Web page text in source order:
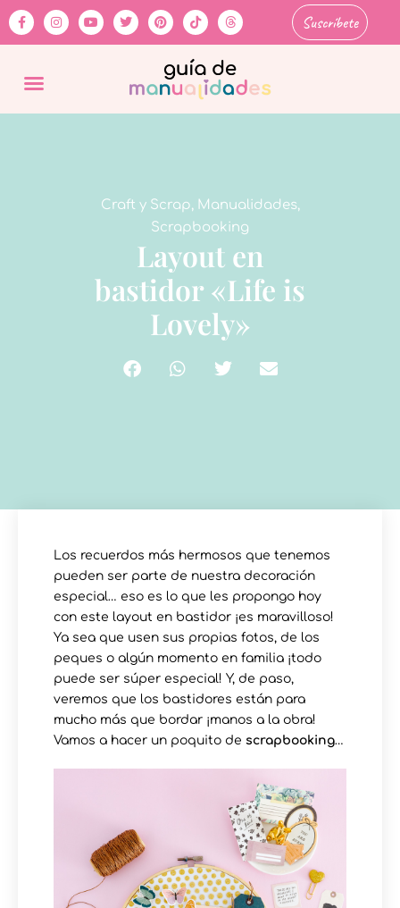
Suscríbete
Craft y Scrap, Manualidades,
Scrapbooking
Layout en
bastidor «Life is
Lovely»
Los recuerdos más hermosos que tenemos
pueden ser parte de nuestra decoración
especial… eso es lo que les propongo hoy
con este layout en bastidor ¡es maravilloso!
Ya sea que usen sus propias fotos, de los
peques o algún momento en familia ¡todo
puede ser súper especial! Y, de paso,
veremos que los bastidores están para
mucho más que bordar ¡manos a la obra!
Vamos a hacer un poquito de scrapbooking…